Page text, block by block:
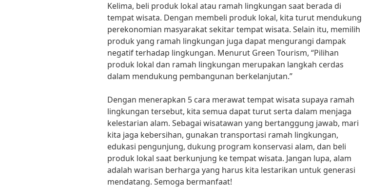
Kelima, beli produk lokal atau ramah lingkungan saat berada di
tempat wisata. Dengan membeli produk lokal, kita turut mendukung
perekonomian masyarakat sekitar tempat wisata. Selain itu, memilih
produk yang ramah lingkungan juga dapat mengurangi dampak
negatif terhadap lingkungan. Menurut Green Tourism, “Pilihan
produk lokal dan ramah lingkungan merupakan langkah cerdas
dalam mendukung pembangunan berkelanjutan.”
Dengan menerapkan 5 cara merawat tempat wisata supaya ramah
lingkungan tersebut, kita semua dapat turut serta dalam menjaga
kelestarian alam. Sebagai wisatawan yang bertanggung jawab, mari
kita jaga kebersihan, gunakan transportasi ramah lingkungan,
edukasi pengunjung, dukung program konservasi alam, dan beli
produk lokal saat berkunjung ke tempat wisata. Jangan lupa, alam
adalah warisan berharga yang harus kita lestarikan untuk generasi
mendatang. Semoga bermanfaat!